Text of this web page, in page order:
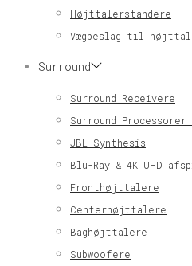
Højttalerstandere
Vægbeslag til
Surround
Surround Receivere
Surround
JBL Synthesis
Blu-Ray & 4K UHD
Fronthøjttalere
Centerhøjttalere
Baghøjttalere
Subwoofere